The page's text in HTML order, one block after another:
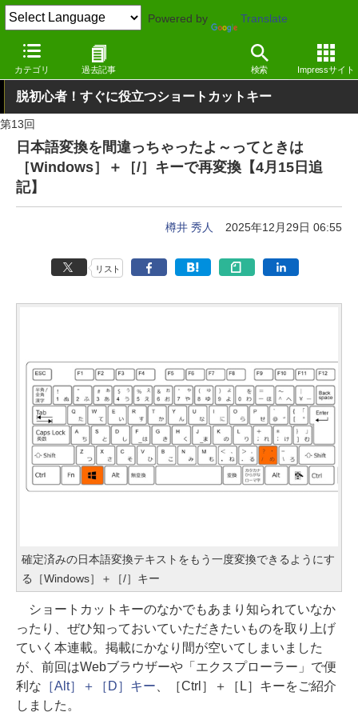
Powered by Translate
カテゴリ 過去記事 検索 Impressサイト
窓の杜 システム・ファイル Windows
脱初心者！すぐに役立つショートカットキー
第13回
日本語変換を間違っちゃったよ～ってときは
［Windows］＋［/］キーで再変換【4月15日追
記】
樽井 秀人 2025年12月29日 06:55
リスト
確定済みの日本語変換テキストをもう一度変換できるようにす
る［Windows］＋［/］キー
ショートカットキーのなかでもあまり知られていなか
ったり、ぜひ知っておいていただきたいものを取り上げ
ていく本連載。掲載にかなり間が空いてしまいました
が、前回はWebブラウザーや「エクスプローラー」で便
利な ［Alt］＋［D］キー 、［Ctrl］＋［L］キーをご紹介
しました。